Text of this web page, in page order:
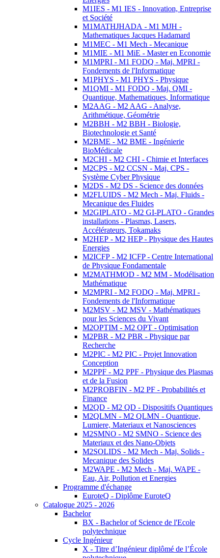
M1IES - M1 IES - Innovation, Entreprise
et Société
M1MATHJHADA - M1 MJH -
Mathematiques Jacques Hadamard
M1MEC - M1 Mech - Mecanique
M1MIE - M1 MiE - Master en Economie
M1MPRI - M1 FODQ - Maj. MPRI -
Fondements de l'Informatique
M1PHYS - M1 PHYS - Physique
M1QMI - M1 FODQ - Maj. QMI -
Quantique, Mathematiques, Informatique
M2AAG - M2 AAG - Analyse,
Arithmétique, Géométrie
M2BBH - M2 BBH - Biologie,
Biotechnologie et Santé
M2BME - M2 BME - Ingénierie
BioMédicale
M2CHI - M2 CHI - Chimie et Interfaces
M2CPS - M2 CCSN - Maj. CPS -
Système Cyber Physique
M2DS - M2 DS - Science des données
M2FLUIDS - M2 Mech - Maj. Fluids -
Mecanique des Fluides
M2GIPLATO - M2 GI-PLATO - Grandes
installations - Plasmas, Lasers,
Accélérateurs, Tokamaks
M2HEP - M2 HEP - Physique des Hautes
Energies
M2ICFP - M2 ICFP - Centre International
de Physique Fondamentale
M2MATHMOD - M2 MM - Modélisation
Mathématique
M2MPRI - M2 FODQ - Maj. MPRI -
Fondements de l'Informatique
M2MSV - M2 MSV - Mathématiques
pour les Sciences du Vivant
M2OPTIM - M2 OPT - Optimisation
M2PBR - M2 PBR - Physique par
Recherche
M2PIC - M2 PIC - Projet Innovation
Conception
M2PPF - M2 PPF - Physique des Plasmas
et de la Fusion
M2PROBFIN - M2 PF - Probabilités et
Finance
M2QD - M2 QD - Dispositifs Quantiques
M2QLMN - M2 QLMN - Quantique,
Lumiere, Materiaux et Nanosciences
M2SMNO - M2 SMNO - Science des
Materiaux et des Nano-Objets
M2SOLIDS - M2 Mech - Maj. Solids -
Mecanique des Solides
M2WAPE - M2 Mech - Maj. WAPE -
Eau, Air, Pollution et Energies
Programme d'échange
EuroteQ - Diplôme EuroteQ
Catalogue 2025 - 2026
Bachelor
BX - Bachelor of Science de l'Ecole
polytechnique
Cycle Ingénieur
X - Titre d’Ingénieur diplômé de l’École